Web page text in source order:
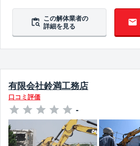
この解体業者の
詳細を見る
有限会社鈴満工務店
口コミ評価
-